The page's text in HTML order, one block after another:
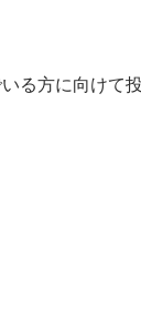
る方に向けて投